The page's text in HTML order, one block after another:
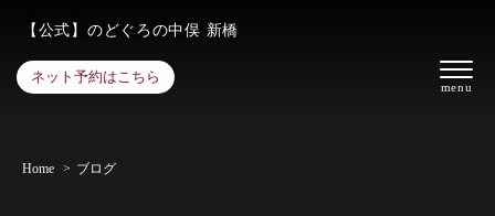
【公式】のどぐろの中俣 新橋
ネット予約はこちら
Home ブログ